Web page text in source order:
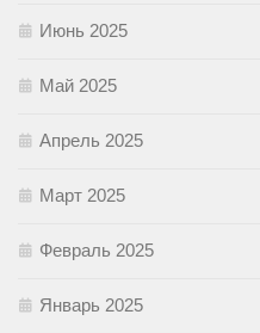
Июнь 2025
Май 2025
Апрель 2025
Март 2025
Февраль 2025
Январь 2025